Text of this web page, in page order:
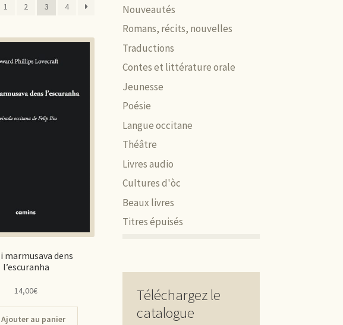
1 2 3 4
marmusava dens
l’escuranha
14,00€
Ajouter au panier
Nouveautés
Romans, récits, nouvelles
Traductions
Contes et littérature orale
Jeunesse
Poésie
Langue occitane
Théâtre
Livres audio
Cultures d'òc
Beaux livres
Titres épuisés
Téléchargez le
catalogue